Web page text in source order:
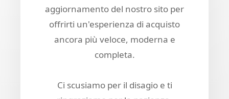
aggiornamento del nostro sito per
offrirti un'esperienza di acquisto
ancora più veloce, moderna e
completa.
Ci scusiamo per il disagio e ti